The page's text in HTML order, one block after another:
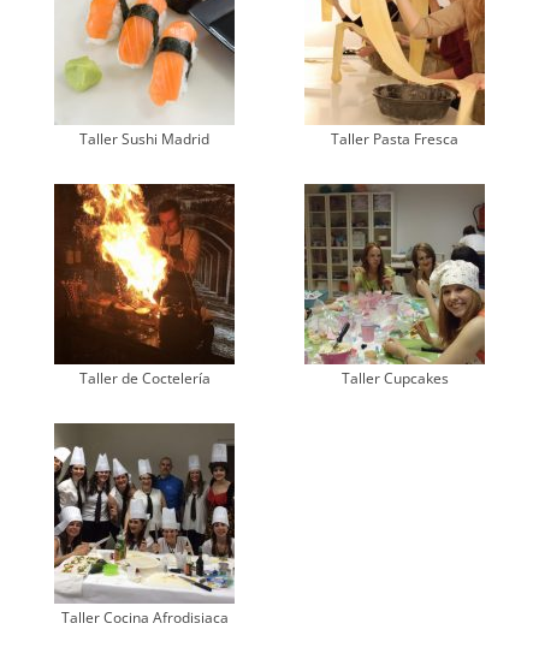
Taller Sushi Madrid Taller Pasta Fresca
Taller de Coctelería Taller Cupcakes
Taller Cocina Afrodisiaca